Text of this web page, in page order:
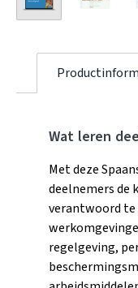
Wat leren
Met deze
deelnemers de
verantwoord
regelgeving,